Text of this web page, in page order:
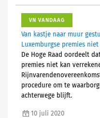
VN VANDAAG
Van kastje naar muur
Luxemburgse premies
De Hoge Raad oordeelt
premies niet kan
procedure om te
achterwege blijft.
10 juli 2020